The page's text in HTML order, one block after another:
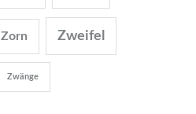
Zorn Zweifel
Zwänge